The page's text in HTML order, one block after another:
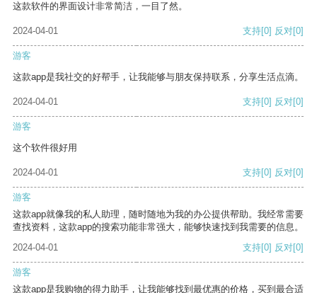
这款软件的界面设计非常简洁，一目了然。
2024-04-01 支持[0] 反对[0]
游客
这款app是我社交的好帮手，让我能够与朋友保持联系，分享生活点滴。
2024-04-01 支持[0] 反对[0]
游客
这个软件很好用
2024-04-01 支持[0] 反对[0]
游客
这款app就像我的私人助理，随时随地为我的办公提供帮助。我经常需要
查找资料，这款app的搜索功能非常强大，能够快速找到我需要的信息。
2024-04-01
支持[0] 反对[0]
游客
这款app是我购物的得力助手，让我能够找到最优惠的价格，买到最合适